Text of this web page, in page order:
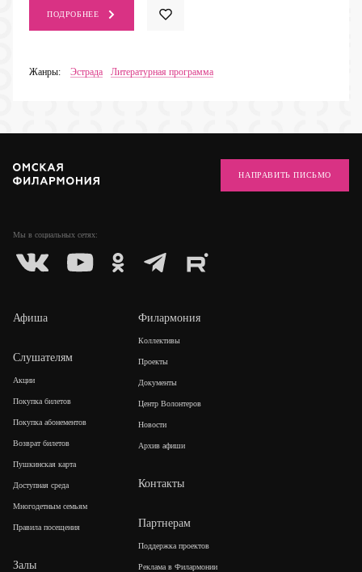
Жанры: Эстрада Литературная программа
ПОДРОБНЕЕ
Мы в социальных сетях:
НАПРАВИТЬ ПИСЬМО
Афиша
Слушателям
Акции
Покупка билетов
Покупка абонементов
Возврат билетов
Пушкинская карта
Доступная среда
Многодетным семьям
Правила посещения
Залы
Филармония
Коллективы
Проекты
Документы
Центр Волонтеров
Новости
Архив афиши
Контакты
Партнерам
Поддержка проектов
Реклама в Филармонии